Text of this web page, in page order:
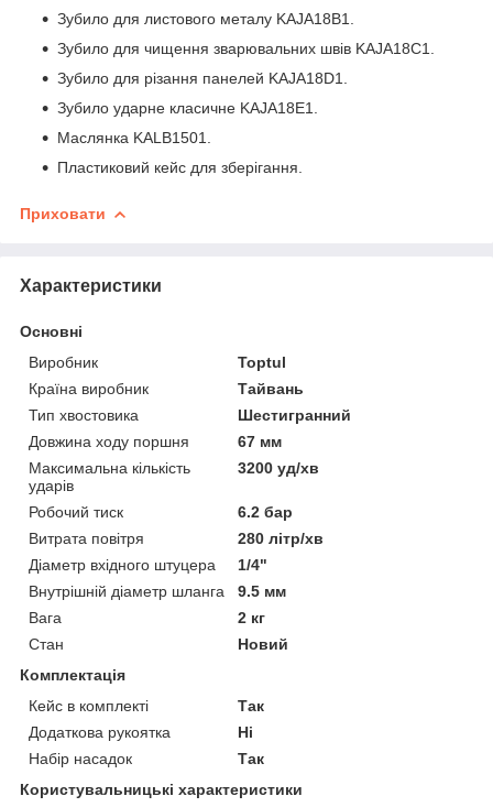
Зубило для листового металу KAJA18B1.
Зубило для чищення зварювальних швів KAJA18C1.
Зубило для різання панелей KAJA18D1.
Зубило ударне класичне KAJA18E1.
Маслянка KALB1501.
Пластиковий кейс для зберігання.
Приховати
Характеристики
Основні
Виробник
Toptul
Країна виробник
Тайвань
Тип хвостовика
Шестигранний
Довжина ходу поршня
67 мм
Максимальна кількість
ударів
3200 уд/хв
Робочий тиск
6.2 бар
Витрата повітря
280 літр/хв
Діаметр вхідного штуцера
1/4"
Внутрішній діаметр шланга
9.5 мм
Вага
2 кг
Стан
Новий
Комплектація
Кейс в комплекті
Так
Додаткова рукоятка
Ні
Набір насадок
Так
Користувальницькі характеристики